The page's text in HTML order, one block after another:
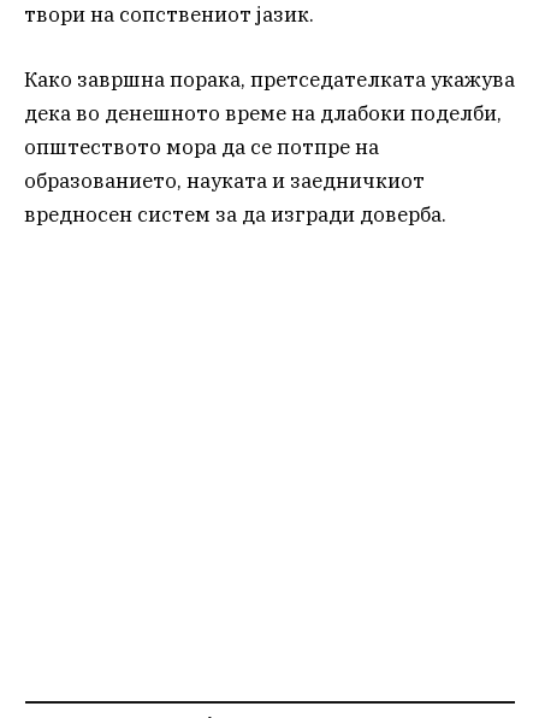
твори на сопствениот јазик.
Како завршна порака, претседателката укажува
дека во денешното време на длабоки поделби,
општеството мора да се потпре на
образованието, науката и заедничкиот
вредносен систем за да изгради доверба.